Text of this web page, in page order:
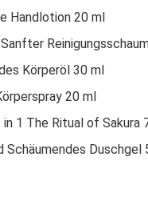
Handlotion 20 ml
Körperöl 30 ml
20 ml
1 The Ritual of Sakura
Schäumendes Duschgel